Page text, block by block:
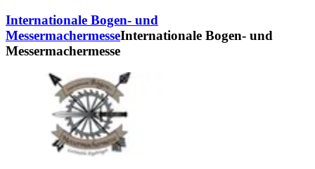
Internationale Bogen- und
MessermachermesseInternationale Bogen- und
Messermachermesse